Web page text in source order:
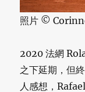
照片 ©
2020 法網
之下延期，但
人感想，